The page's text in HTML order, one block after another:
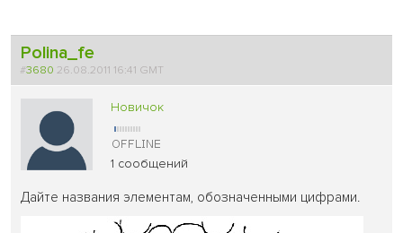
Polina_fe
#3680 26.08.2011 16:41 GMT
Новичок
1 сообщений
Дайте названия элементам, обозначенными цифрами.